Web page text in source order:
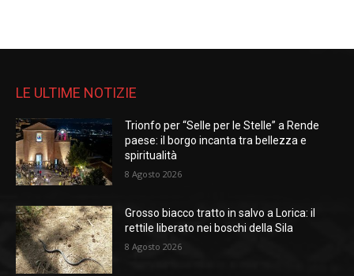
LE ULTIME NOTIZIE
Trionfo per “Selle per le Stelle” a Rende
paese: il borgo incanta tra bellezza e
spiritualità
8 Agosto 2026
Grosso biacco tratto in salvo a Lorica: il
rettile liberato nei boschi della Sila
8 Agosto 2026